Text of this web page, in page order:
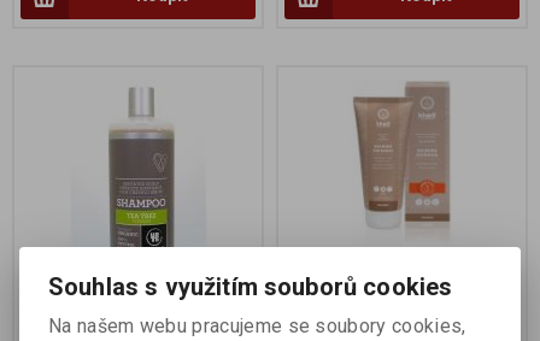
Šampon Tea Tree 500ml
Šampon Shikakai LESK
200ml elixír
Souhlas s využitím souborů cookies
Na našem webu pracujeme se soubory cookies,